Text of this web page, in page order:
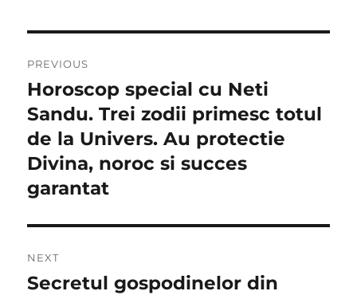
în
articole
PREVIOUS
Previous
post:
Horoscop special cu Neti
Sandu. Trei zodii primesc totul
de la Univers. Au protectie
Divina, noroc si succes
garantat
NEXT
Next
Secretul gospodinelor din